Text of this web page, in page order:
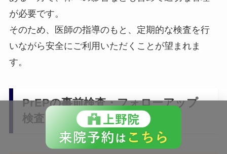
が必要です。
そのため、医師の指導のもと、定期的な検査を行
いながら安全にご利用いただくことが望まれま
す。
PrEPの事前検査・フォローアップ
検査